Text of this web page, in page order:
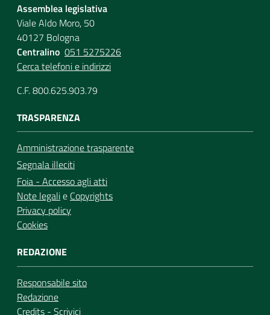
Assemblea legislativa
Viale Aldo Moro, 50
40127 Bologna
Centralino 051 5275226
Cerca telefoni e indirizzi
C.F. 800.625.903.79
TRASPARENZA
Amministrazione trasparente
Segnala illeciti
Foia - Accesso agli atti
Note legalie Copyrights
Privacy policy
Cookies
REDAZIONE
Responsabile sito
Redazione
Credits - Scrivici